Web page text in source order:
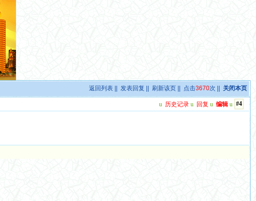
返回列表 ||发表回复 ||刷新该页 || 点击3670次 || 关闭本页
#4
u 历史记录 u 回复 u 编辑 u